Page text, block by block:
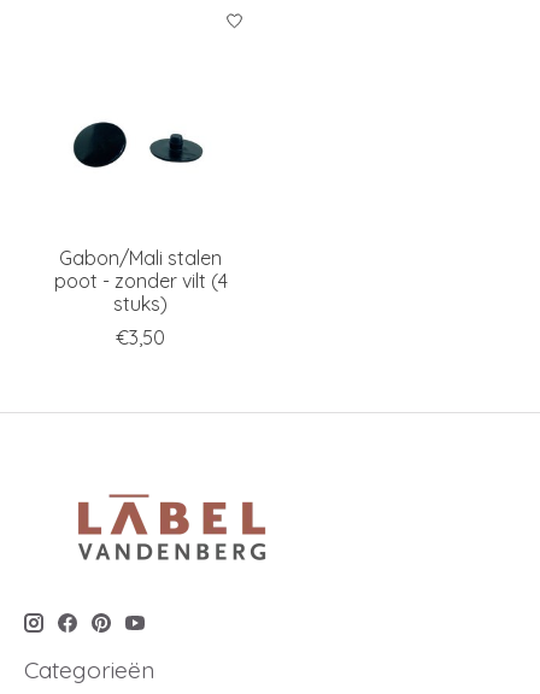
Gabon/Mali stalen
poot - zonder vilt (4
stuks)
€3,50
Categorieën